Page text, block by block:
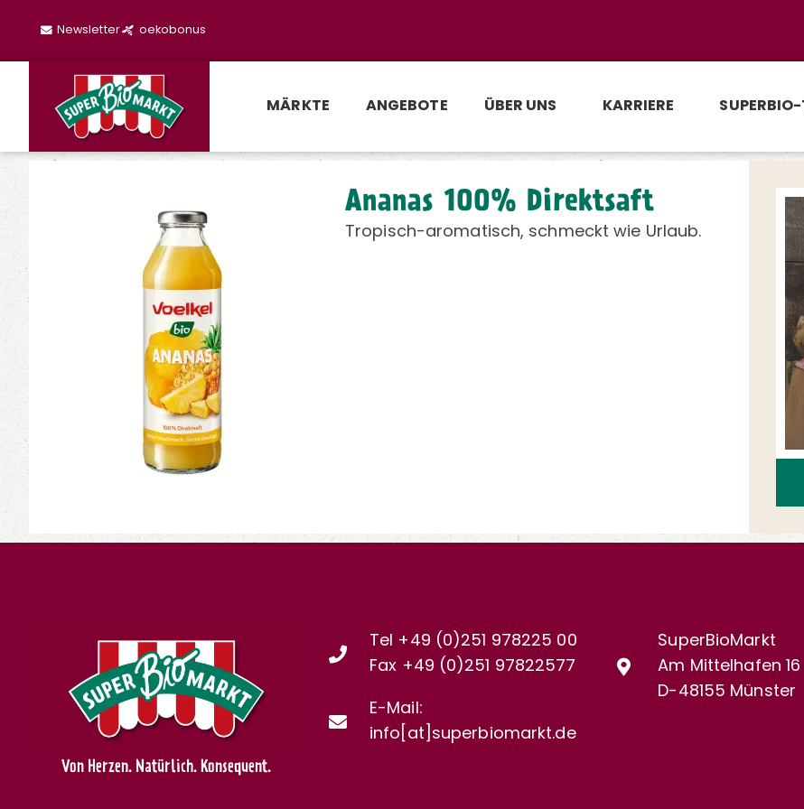
Newsletter oekobonus
MÄRKTE ANGEBOTE ÜBER UNS KARRIERE SUPERBIO-
Ananas 100% Direktsaft
Tropisch-aromatisch, schmeckt wie Urlaub.
Von Herzen. Natürlich. Konsequent.
Tel +49 (0)251 978225 00
Fax +49 (0)251 97822577
E-Mail:
info[at]superbiomarkt.de
SuperBioMarkt
Am Mittelhafen 16
D-48155 Münster